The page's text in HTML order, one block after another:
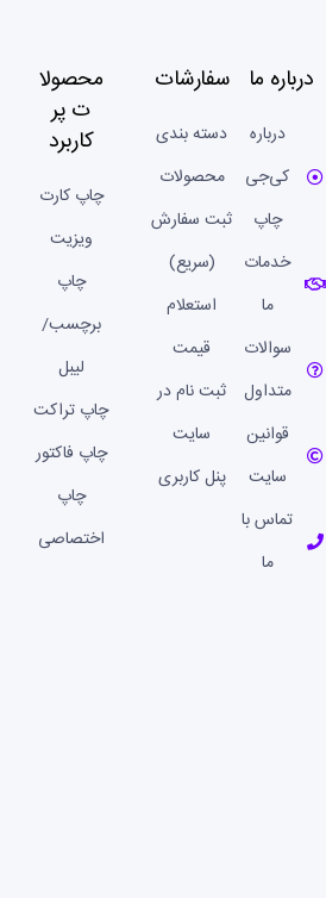
درباره ما
درباره
کی‌جی
چاپ
خدمات
ما
سوالات
متداول
قوانین
سایت
تماس با
ما
سفارشات
دسته بندی
محصولات
ثبت سفارش
(سریع)
استعلام
قیمت
ثبت نام در
سایت
پنل کاربری
محصولا
ت پر
کاربرد
چاپ کارت
ویزیت
چاپ
برچسب/
لیبل
چاپ تراکت
چاپ فاکتور
چاپ
اختصاصی